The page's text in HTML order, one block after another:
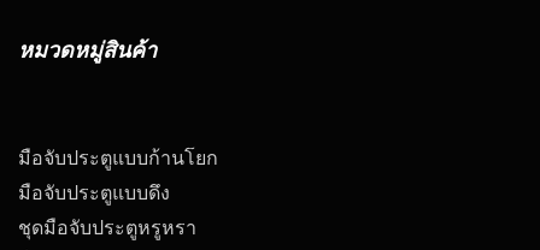
หมวดหมู่สินค้า
มือจับประตูแบบก้านโยก
มือจับประตูแบบดึง
ชุดมือจับประตูหรูหรา